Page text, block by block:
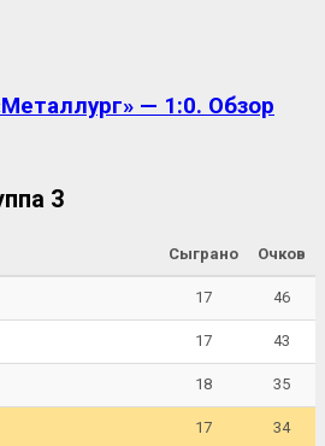
— 1:0. Обзор
3
Сыграно Очков
17 46
17 43
18 35
17 34